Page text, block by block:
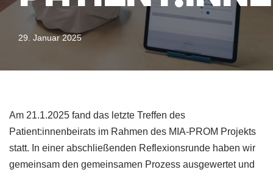
29. Januar 2025
Am 21.1.2025 fand das letzte Treffen des
Patient:innenbeirats im Rahmen des MIA-PROM Projekts
statt. In einer abschließenden Reflexionsrunde haben wir
gemeinsam den gemeinsamen Prozess ausgewertet und